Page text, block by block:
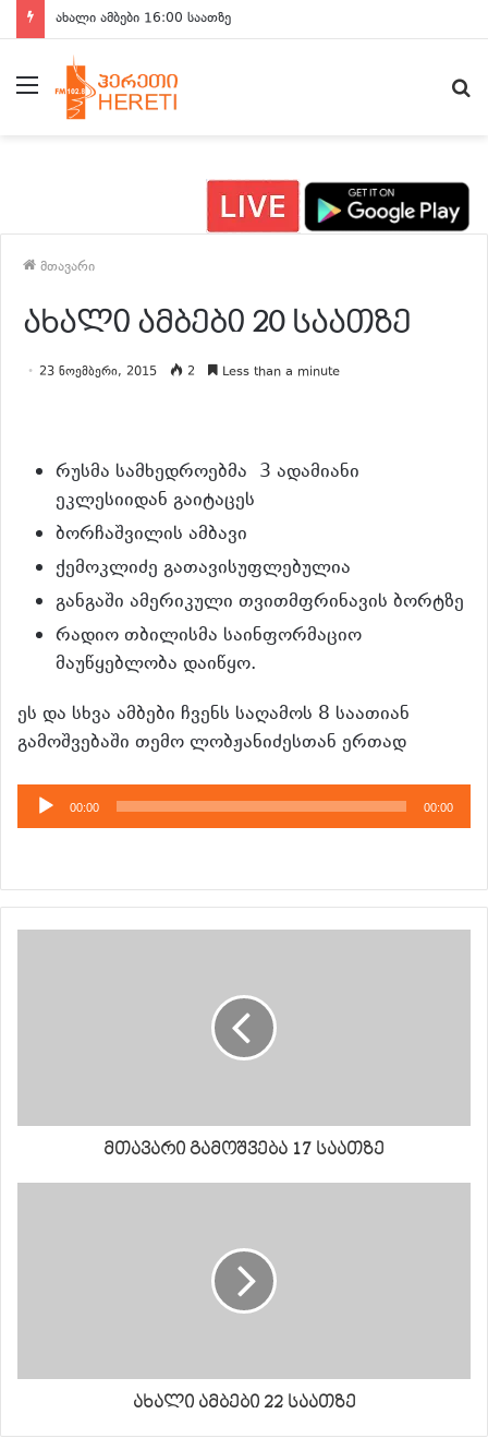
ახალი ამბები 16:00 საათზე
მენიუ
მთავარი
ახალი ამბები 20 საათზე
23 ნოემბერი, 2015 2 Less than a minute
რუსმა სამხედროებმა 3 ადამიანი
ეკლესიიდან გაიტაცეს
ბორჩაშვილის ამბავი
ქემოკლიძე გათავისუფლებულია
განგაში ამერიკული თვითმფრინავის ბორტზე
რადიო თბილისმა საინფორმაციო
მაუწყებლობა დაიწყო.
ეს და სხვა ამბები ჩვენს საღამოს 8 საათიან
გამოშვებაში თემო ლობჟანიძესთან ერთად
აუდიო
დამკვრელი
00:00 00:00
მთავარი გამოშვება 17 საათზე
ახალი ამბები 22 საათზე